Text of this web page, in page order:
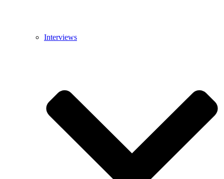
Interviews